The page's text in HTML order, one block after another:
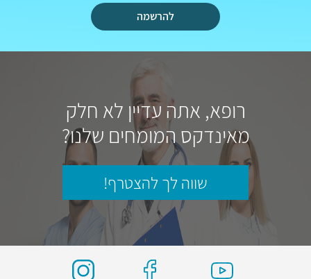
להרשמה
רופא, אתה עדיין לא חלק
מאינדקס המומחים שלנו?
שווה לך להצטרף!